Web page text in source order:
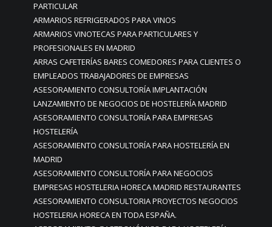
PARTICULAR
ARMARIOS REFRIGERADOS PARA VINOS
ARMARIOS VINOTECAS PARA PARTICULARES Y
PROFESIONALES EN MADRID
ARRAS CAFETERÍAS BARES COMEDORES PARA CLIENTES O
EMPLEADOS TRABAJADORES DE EMPRESAS
ASESORAMIENTO CONSULTORÍA IMPLANTACIÓN
LANZAMIENTO DE NEGOCIOS DE HOSTELERÍA MADRID
ASESORAMIENTO CONSULTORÍA PARA EMPRESAS
HOSTELERÍA
ASESORAMIENTO CONSULTORÍA PARA HOSTELERÍA EN
MADRID
ASESORAMIENTO CONSULTORÍA PARA NEGOCIOS
EMPRESAS HOSTELERIA HORECA MADRID RESTAURANTES
ASESORAMIENTO CONSULTORIA PROYECTOS NEGOCIOS
HOSTELERIA HORECA EN TODA ESPAÑA.